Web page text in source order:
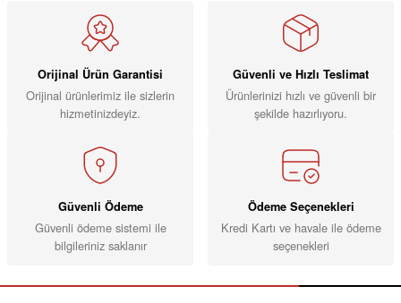
Orijinal Ürün Garantisi
Orijinal ürünlerimiz ile sizlerin
hizmetinizdeyiz.
Güvenli ve Hızlı Teslimat
Ürünlerinizi hızlı ve güvenli bir
şekilde hazırlıyoru.
Güvenli Ödeme
Güvenli ödeme sistemi ile
bilgileriniz saklanır
Ödeme Seçenekleri
Kredi Kartı ve havale ile ödeme
seçenekleri